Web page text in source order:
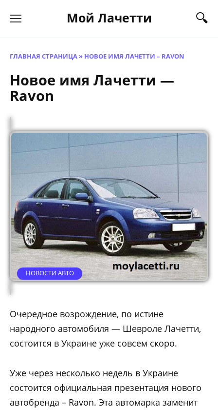
Мой Лачетти
ГЛАВНАЯ СТРАНИЦА» НОВОЕ ИМЯ ЛАЧЕТТИ – RAVON
Новое имя Лачетти —
Ravon
НОВОСТИ АВТО
Очередное возрождение, по истине
народного автомобиля — Шевроле Лачетти,
состоится в Украине уже совсем скоро.
Уже через несколько недель в Украине
состоится официальная презентация нового
автобренда – Ravon. Эта автомарка заменит